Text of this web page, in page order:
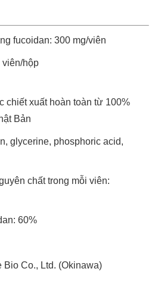
fucoidan: 300 mg/viên
viên/hộp
chiết xuất hoàn toàn từ 100%
Bản
glycerine, phosphoric acid,
chất trong mỗi viên:
60%
Bio Co., Ltd. (Okinawa)